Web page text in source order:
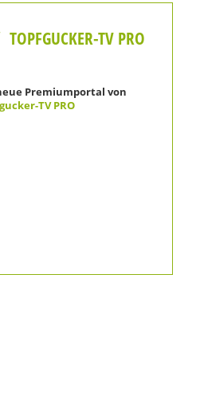
TOPFGUCKER-TV PRO
Premiumportal von
TV PRO